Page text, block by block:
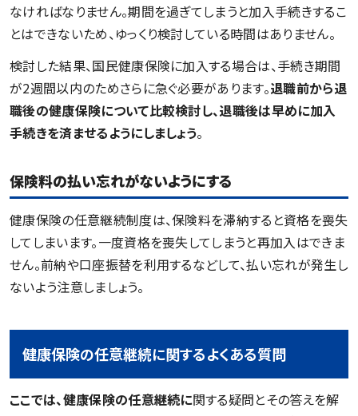
なければなりません。期間を過ぎてしまうと加入手続きするこ
とはできないため、ゆっくり検討している時間はありません。
検討した結果、国民健康保険に加入する場合は、手続き期間
が2週間以内のためさらに急ぐ必要があります。退職前から退
職後の健康保険について比較検討し、退職後は早めに加入
手続きを済ませるようにしましょう。
保険料の払い忘れがないようにする
健康保険の任意継続制度は、保険料を滞納すると資格を喪失
してしまいます。一度資格を喪失してしまうと再加入はできま
せん。前納や口座振替を利用するなどして、払い忘れが発生し
ないよう注意しましょう。
健康保険の任意継続に関するよくある質問
ここでは、健康保険の任意継続に関する疑問とその答えを解